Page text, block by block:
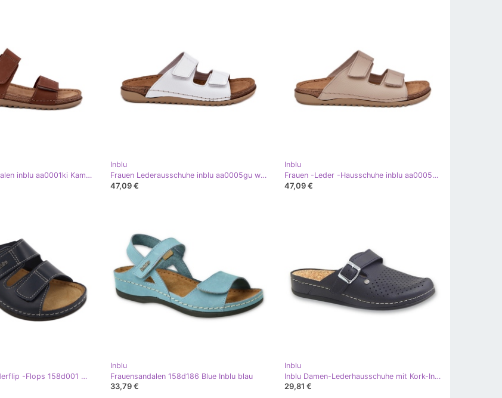
Frauen Ledersandalen inblu aa0001ki Kamel braun
Inblu
Frauen Lederausschuhe inblu aa0005gu weiß
47,09 €
Inblu
Frauen -Leder -Hausschuhe inblu aa0005g Beige
47,09 €
Inblu, Damen -Lederflip -Flops 158d001 Marine Blue blau
Inblu
Frauensandalen 158d186 Blue Inblu blau
33,79 €
Inblu
Inblu Damen-Lederhausschuhe mit Kork-Innensohle 158D259 Marineblau
29,81 €